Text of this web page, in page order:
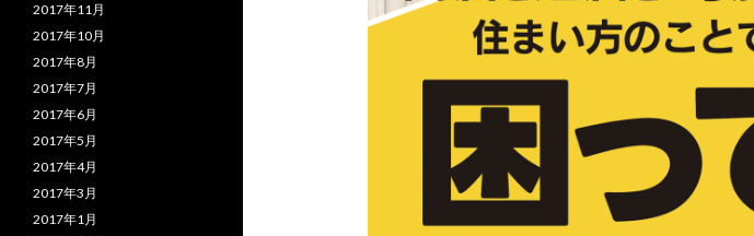
2017年11月
2017年10月
2017年8月
2017年7月
2017年6月
2017年5月
2017年4月
2017年3月
2017年1月